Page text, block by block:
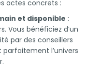
actes concrets :
et disponible :
Vous bénéficiez d’un
par des conseillers
l’univers